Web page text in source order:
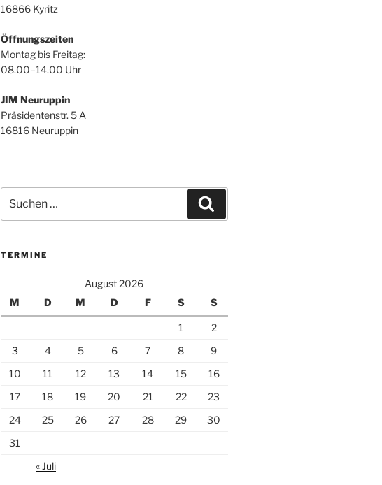
16866 Kyritz
Öffnungszeiten
Montag bis Freitag:
08.00–14.00 Uhr
JIM Neuruppin
Präsidentenstr. 5 A
16816 Neuruppin
nach:
TERMINE
August 2026
M
D M D F S S
1
2
3
4 5 6 7 8
9
10
11 12 13 14 15
16
17
18 19 20 21 22
23
24
25 26 27 28 29
30
31
« Juli